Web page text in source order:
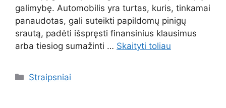
galimybę. Automobilis yra turtas, kuris, tinkamai
panaudotas, gali suteikti papildomų pinigų
srautą, padėti išspręsti finansinius klausimus
arba tiesiog sumažinti … Skaityti toliau
Kategorijos
Straipsniai